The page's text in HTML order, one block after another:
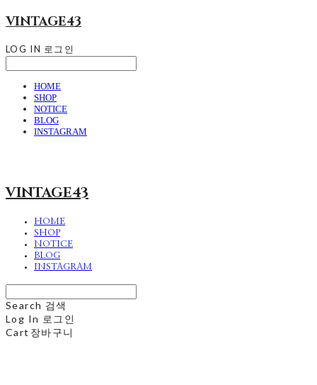
VINTAGE43
LOG IN 로그인
HOME
SHOP
NOTICE
BLOG
INSTAGRAM
VINTAGE43
HOME
SHOP
NOTICE
BLOG
INSTAGRAM
Search 검색
Log In 로그인
Cart 장바구니